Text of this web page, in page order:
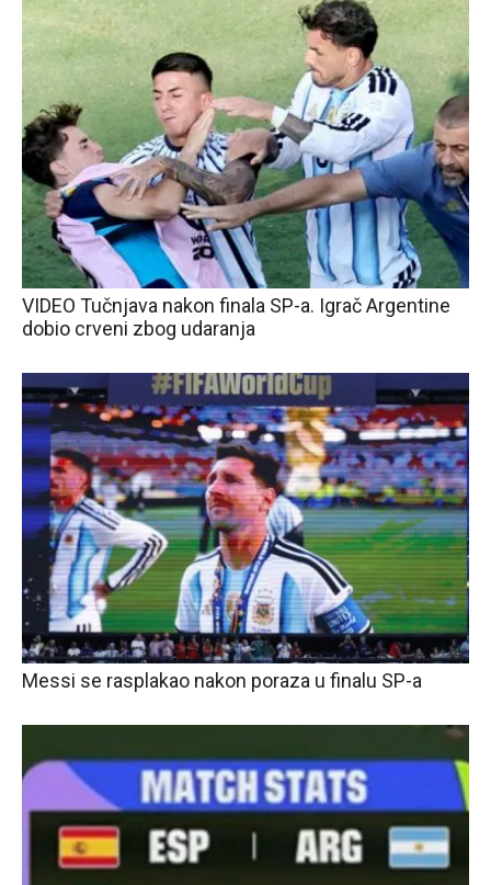
VIDEO Tučnjava nakon finala SP-a. Igrač Argentine
dobio crveni zbog udaranja
Messi se rasplakao nakon poraza u finalu SP-a